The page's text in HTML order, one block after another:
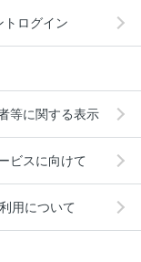
トログイン
等に関する表示
ビスに向けて
用について